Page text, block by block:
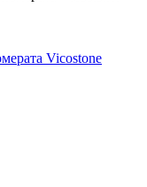
Vicostone